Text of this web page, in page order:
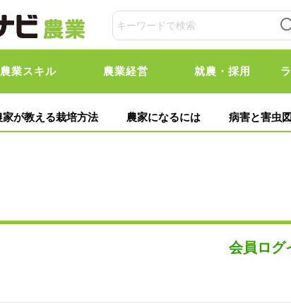
農業スキル 農業経営 就農・採用
家が教える栽培方法 農家になるには 病害と害虫
会員ログ